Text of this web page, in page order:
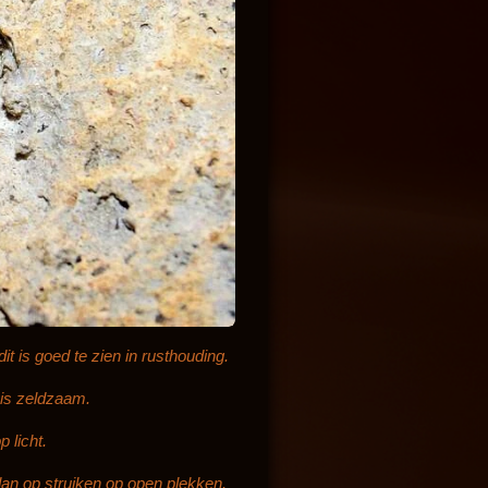
is goed te zien in rusthouding.
zeldzaam.
licht.
op struiken op open plekken.